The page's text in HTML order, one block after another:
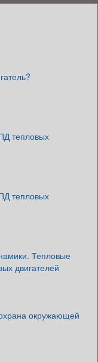
тепловых
тепловых
Тепловые
двигателей
окружающей